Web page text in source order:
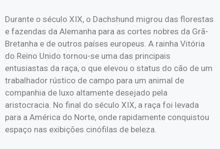
Durante o século XIX, o Dachshund migrou das florestas
e fazendas da Alemanha para as cortes nobres da Grã-
Bretanha e de outros países europeus. A rainha Vitória
do Reino Unido tornou-se uma das principais
entusiastas da raça, o que elevou o status do cão de um
trabalhador rústico de campo para um animal de
companhia de luxo altamente desejado pela
aristocracia. No final do século XIX, a raça foi levada
para a América do Norte, onde rapidamente conquistou
espaço nas exibições cinófilas de beleza.